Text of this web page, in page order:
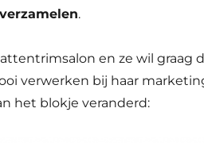
.
en ze wil graag
verwerken bij haar
het blokje veranderd: